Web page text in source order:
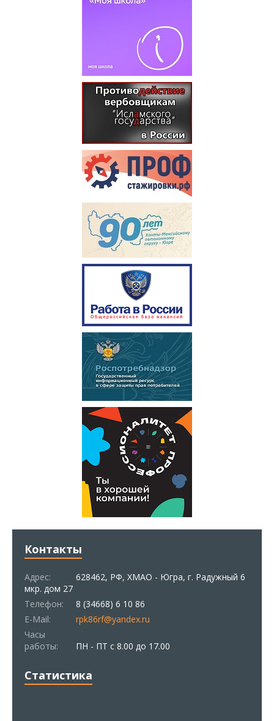
Контакты
Адрес:
628462, РФ, ХМАО - Югра, г. Радужный 6
мкр. дом 27
Телефон:
8 (34668) 6 10 86
E-Mail:
rpk86rf@yandex.ru
Часы
работы:
ПН - ПТ с 8.00 до 17.00
Статистика